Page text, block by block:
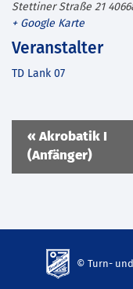
Stettiner Straße 21
+ Google Karte
Veranstalter
TD Lank 07
Veranstaltung
Navigation
«Akrobatik I
(Anfänger)
© Turn- und